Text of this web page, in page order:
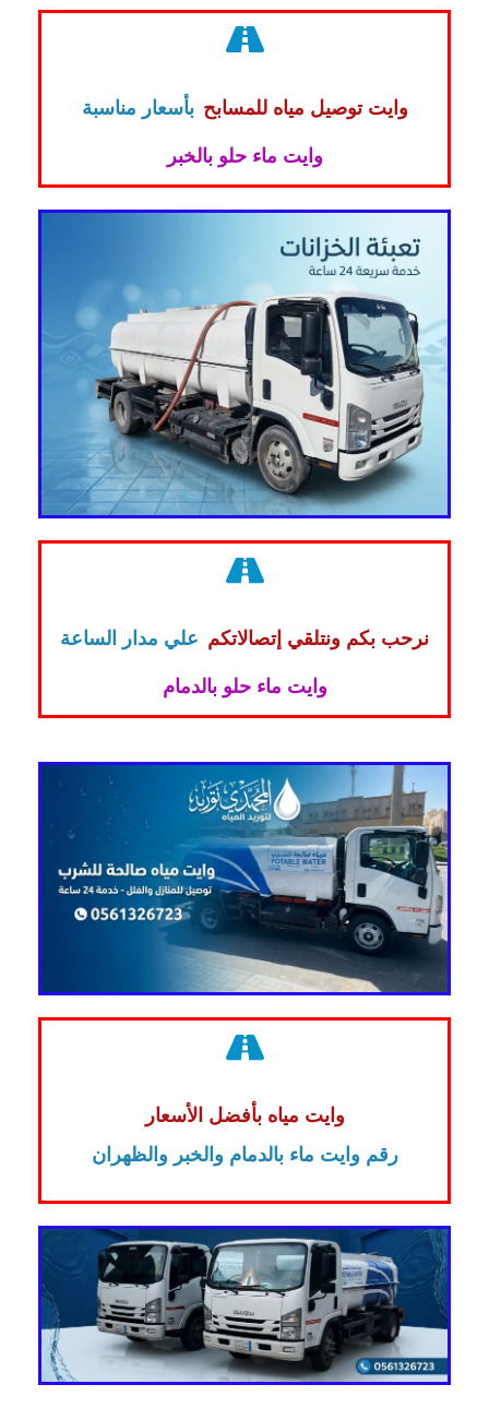
وايت توصيل مياه للمسابح بأسعار مناسبة
وايت ماء حلو بالخبر
نرحب بكم ونتلقي إتصالاتكم علي مدار الساعة
وايت ماء حلو بالدمام
وايت مياه بأفضل الأسعار
رقم وايت ماء بالدمام والخبر والظهران